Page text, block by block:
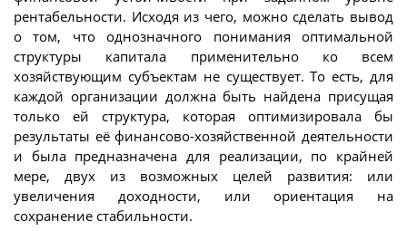
рентабельности. Исходя из чего, можно сделать вывод
о том, что однозначного понимания оптимальной
структуры капитала применительно ко всем
хозяйствующим субъектам не существует. То есть, для
каждой организации должна быть найдена присущая
только ей структура, которая оптимизировала бы
результаты её финансово-хозяйственной деятельности
и была предназначена для реализации, по крайней
мере, двух из возможных целей развития: или
увеличения доходности, или ориентация на
сохранение стабильности.